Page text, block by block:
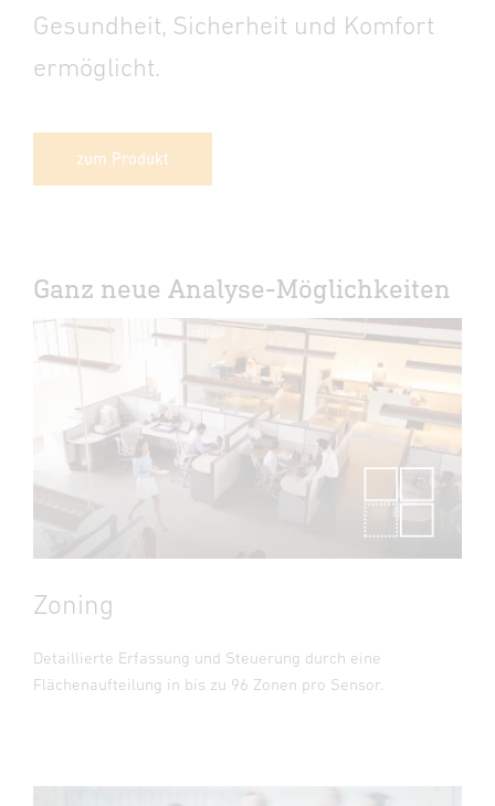
Gesundheit, Sicherheit und Komfort
ermöglicht.
zum Produkt
Ganz neue Analyse-Möglichkeiten
Zoning
Detaillierte Erfassung und Steuerung durch eine
Flächenaufteilung in bis zu 96 Zonen pro Sensor.